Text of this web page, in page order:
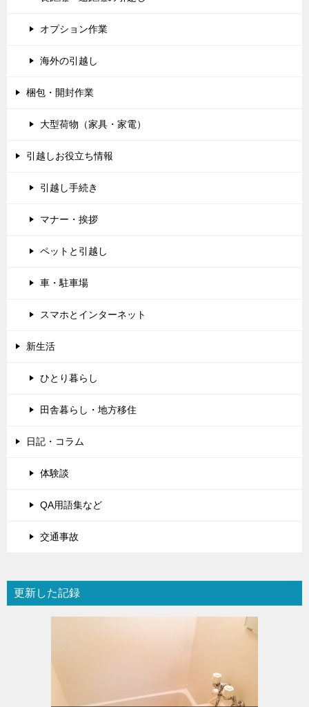
オプション作業
海外の引越し
梱包・開封作業
大型荷物（家具・家電）
引越しお役立ち情報
引越し手続き
マナー・挨拶
ペットと引越し
車・駐車場
スマホとインターネット
新生活
ひとり暮らし
田舎暮らし・地方移住
日記・コラム
体験談
QA用語集など
交通事故
更新した記録